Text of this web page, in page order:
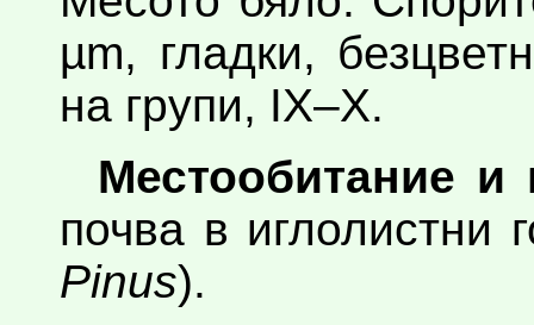
µm, гладки,
на групи, IX–X.
Местообитание и
почва в иглолистни
Pinus).